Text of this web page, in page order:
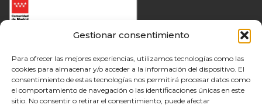
Gestionar consentimiento
Para ofrecer las mejores experiencias, utilizamos tecnologías como las
cookies para almacenar y/o acceder a la información del dispositivo. El
consentimiento de estas tecnologías nos permitirá procesar datos como
el comportamiento de navegación o las identificaciones únicas en este
sitio. No consentir o retirar el consentimiento, puede afectar